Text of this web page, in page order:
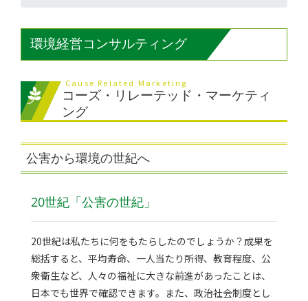
環境経営コンサルティング
Cause Related Marketing
コーズ・リレーテッド・マーケティ
ング
公害から環境の世紀へ
20世紀「公害の世紀」
20世紀は私たちに何をもたらしたのでしょうか？成果を
総括すると、平均寿命、一人当たり所得、教育程度、公
衆衛生など、人々の福祉に大きな前進があったことは、
日本でも世界で確認できます。また、政治社会制度とし